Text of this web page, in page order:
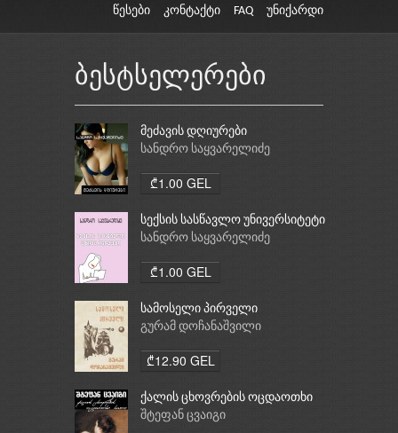
წესები კონტაქტი FAQ უნიქარდი
ბესტსელერები
მეძავის დღიურები
სანდრო საყვარელიძე
₾1.00 GEL
სექსის სასწავლო უნივერსიტეტი
სანდრო საყვარელიძე
₾1.00 GEL
სამოსელი პირველი
გურამ დოჩანაშვილი
₾12.90 GEL
ქალის ცხოვრების ოცდაოთხი
საათი
შტეფან ცვაიგი